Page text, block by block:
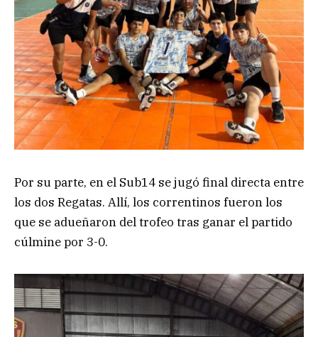
Por su parte, en el Sub14 se jugó final directa entre
los dos Regatas. Allí, los correntinos fueron los
que se adueñaron del trofeo tras ganar el partido
cúlmine por 3-0.